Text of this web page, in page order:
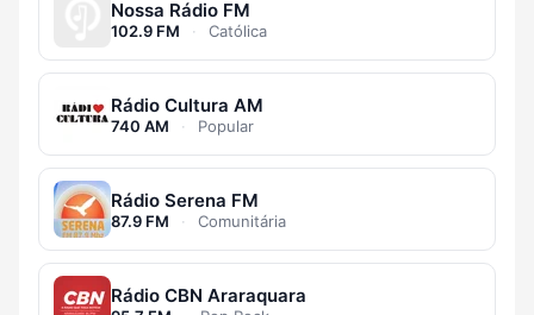
Nossa Rádio FM
102.9 FM · Católica
Rádio Cultura AM
740 AM · Popular
Rádio Serena FM
87.9 FM · Comunitária
Rádio CBN Araraquara